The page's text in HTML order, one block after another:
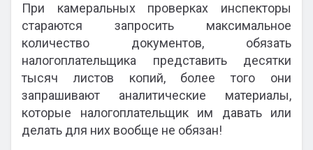
При камеральных проверках инспекторы
стараются запросить максимальное
количество документов, обязать
налогоплательщика представить десятки
тысяч листов копий, более того они
запрашивают аналитические материалы,
которые налогоплательщик им давать или
делать для них вообще не обязан!